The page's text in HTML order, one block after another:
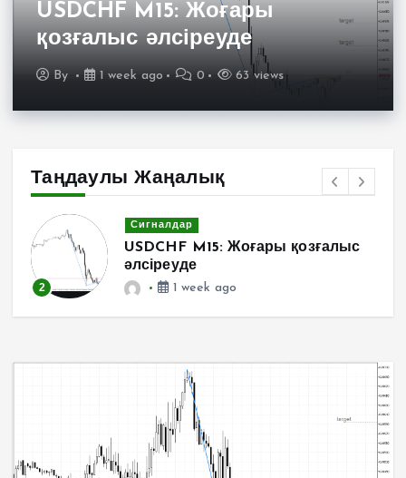
USDCHF M15: Жоғары
қозғалыс әлсіреуде
By 1 week ago 0 63 views
Таңдаулы Жаңалық
2
Сигналдар
USDCHF M15: Жоғары қозғалыс
әлсіреуде
1 week ago